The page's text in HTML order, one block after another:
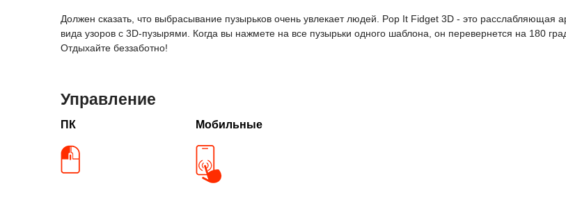
Должен сказать, что выбрасывание пузырьков очень увлекает людей. Pop It Fidget 3D - это расслабляющая
вида узоров с 3D-пузырями. Когда вы нажмете на все пузырьки одного шаблона, он перевернется на 180
Отдыхайте беззаботно!
Управление
ПК Мобильные